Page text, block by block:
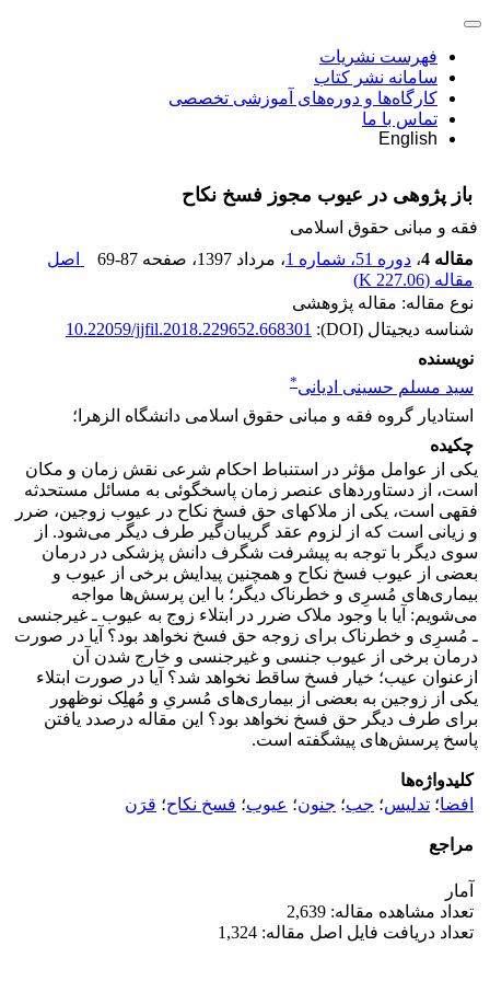
فهرست نشریات
سامانه نشر کتاب
کارگاه‌ها و دوره‌های آموزشی تخصصی
تماس با ما
English
باز پژوهی در عیوب مجوز فسخ نکاح
فقه و مبانی حقوق اسلامی
مقاله 4
، دوره 51، شماره 1 ، مرداد 1397 ، صفحه 69-87
اصل
مقاله (227.06 K
)
نوع مقاله: مقاله پژوهشی
شناسه دیجیتال (DOI):
10.22059/jjfil.2018.229652.668301
نویسنده
سید مسلم حسینی ادیانی*
استادیار گروه فقه و مبانی حقوق اسلامی دانشگاه الزهرا؛
چکیده
یکی از عوامل مؤثر در استنباط احکام شرعی نقش زمان و مکان
است، از دستاوردهای عنصر زمان پاسخگوئی به مسائل مستحدثه
فقهی است، یکی از ملاکهای حق فسخ نکاح در عیوب زوجین، ضرر
و زیانی است که از لزوم عقد گریبان‌گیر طرف دیگر می‌شود. از
سوی دیگر با توجه به پیشرفت شگرف دانش پزشکی در درمان
بعضی از عیوب فسخ نکاح و همچنین پیدایش برخی از عیوب و
بیماری‌های مُسرِی و خطرناک دیگر؛ با این پرسش‌ها مواجه
می‌شویم: آیا با وجود ملاک ضرر در ابتلاء زوج به عیوب ـ غیرجنسی
ـ مُسرِی و خطرناک برای زوجه حق فسخ نخواهد بود؟ آیا در صورت
درمان برخی از عیوب جنسی و غیرجنسی و خارج شدن آن
ازعنوان عیب؛ خیار فسخ ساقط نخواهد شد؟ آیا در صورت ابتلاء
یکی از زوجین به بعضی از بیماری‌های مُسریِ و مُهلِک نوظهور
برای طرف دیگر حق فسخ نخواهد بود؟ این مقاله درصدد یافتن
پاسخ پرسش‌های پیشگفته است.
کلیدواژه‌ها
افضا؛ تدلیس؛ جب؛ جنون؛ عیوب؛ فسخ نکاح؛ قرَن
مراجع
آمار
تعداد مشاهده مقاله: 2,639
تعداد دریافت فایل اصل مقاله: 1,324